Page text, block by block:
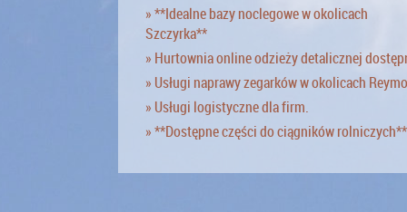
» **Idealne bazy noclegowe w okolicach
Szczyrka**
» Hurtownia online odzieży detalicznej
» Usługi naprawy zegarków w okolicach
» Usługi logistyczne dla firm.
» **Dostępne części do ciągników rolniczych**